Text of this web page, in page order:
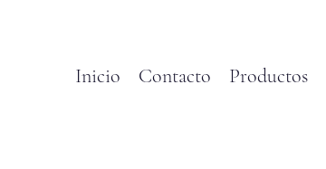
Inicio Contacto Productos